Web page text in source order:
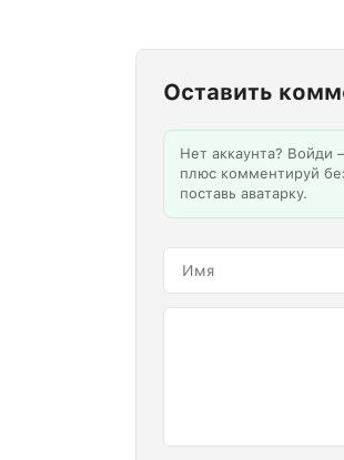
Оставить
Нет аккаунта? Войди
плюс комментируй
поставь аватарку.